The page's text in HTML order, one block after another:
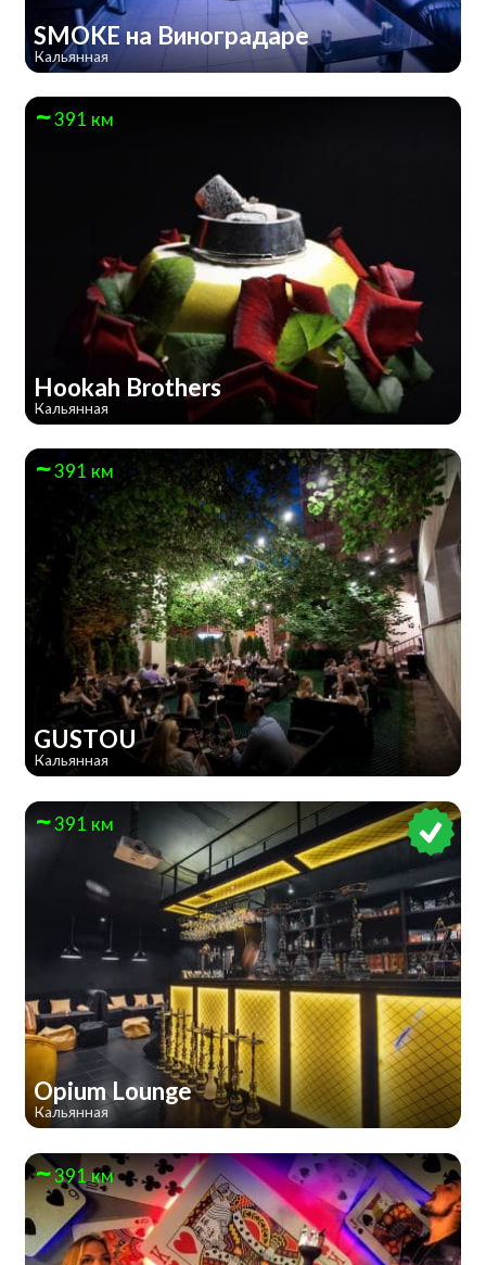
SMOKE на Виноградаре
Кальянная
391 км
Hookah Brothers
Кальянная
391 км
GUSTOU
Кальянная
391 км
Opium Lounge
Кальянная
391 км